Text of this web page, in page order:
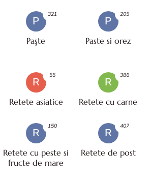
P
Paşte
321
P
Paste si orez
205
R
Retete asiatice
55
R
Retete cu carne
386
R
Retete cu peste si
fructe de mare
150
R
Retete de post
407